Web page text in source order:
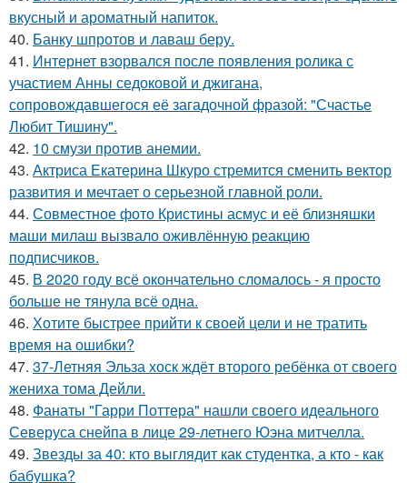
вкусный и ароматный напиток.
40. Банку шпротов и лаваш беру.
41. Интернет взорвался после появления ролика с
участием Анны седоковой и джигана,
сопровождавшегося её загадочной фразой: "Счастье
Любит Тишину".
42. 10 смузи против анемии.
43. Актриса Екатерина Шкуро стремится сменить вектор
развития и мечтает о серьезной главной роли.
44. Совместное фото Кристины асмус и её близняшки
маши милаш вызвало оживлённую реакцию
подписчиков.
45. В 2020 году всё окончательно сломалось - я просто
больше не тянула всё одна.
46. Хотите быстрее прийти к своей цели и не тратить
время на ошибки?
47. 37-Летняя Эльза хоск ждёт второго ребёнка от своего
жениха тома Дейли.
48. Фанаты "Гарри Поттера" нашли своего идеального
Северуса снейпа в лице 29-летнего Юэна митчелла.
49. Звезды за 40: кто выглядит как студентка, а кто - как
бабушка?